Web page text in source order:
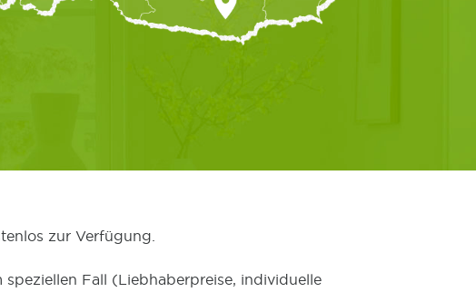
zur Verfügung.
Fall (Liebhaberpreise, individuelle